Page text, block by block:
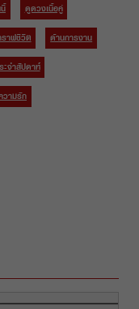
ดูดวงเนื้อคู่
าฟชีวิต
ด้านการงาน
จำสัปดาห์
วามรัก